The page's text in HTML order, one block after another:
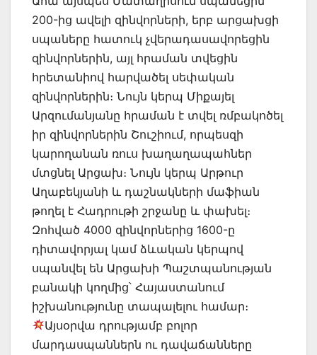
200-ից ավելի զինվորների, երբ արցախցի
սպաները հատուկ չվերադասավորեցին
զինվորներին, այլ հրաման տվեցին
հրետանիով հարվածել սեփական
զինվորներին։ Նույն կերպ Միքայել
Արզումանյանը հրաման է տվել ռմբակոծել
իր զինվորներին Շուշիում, որպեսզի
կարողանան ռուս խաղաղապահներ
մտցնել Արցախ։ Նույն կերպ Արթուր
Աղաբեկյանի և դաշնակների մաֆիան
թողել է Հադրութի շրջանը և փախել։
Զոհված 4000 զինվորներից 1600-ը
դիտավորյալ կամ ձևական կերպով
սպանվել են Արցախի Պաշտպանության
բանակի կողմից՝ Հայաստանում
իշխանությունը տապալելու համար։
Այսօրվա դրությամբ բոլոր
մարդասպաններն ու դավաճանները